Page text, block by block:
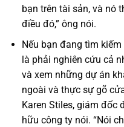
bạn trên tài sản, và nó
điều đó,” ông nói.
Nếu bạn đang tìm
là phải nghiên cứu cả
và xem những dự án
ngoài và thực sự gõ
Karen Stiles, giám đốc
hữu công ty nói. “Nói